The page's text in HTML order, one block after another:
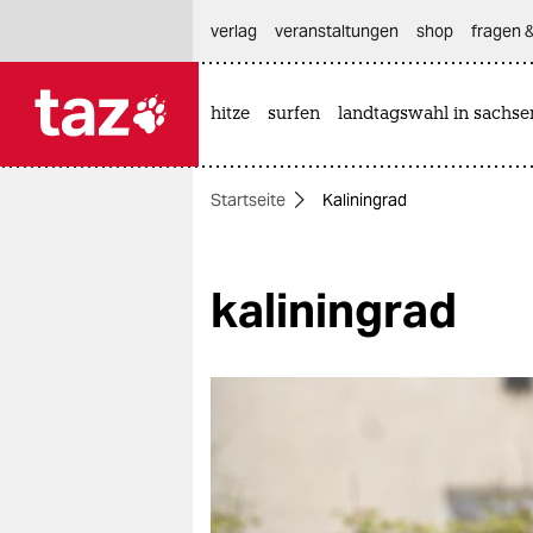
themen
öko
gesellschaft
verlag
veranstaltungen shop fragen
hitze surfen landtagswahl in
Startseite Kaliningrad
kaliningrad